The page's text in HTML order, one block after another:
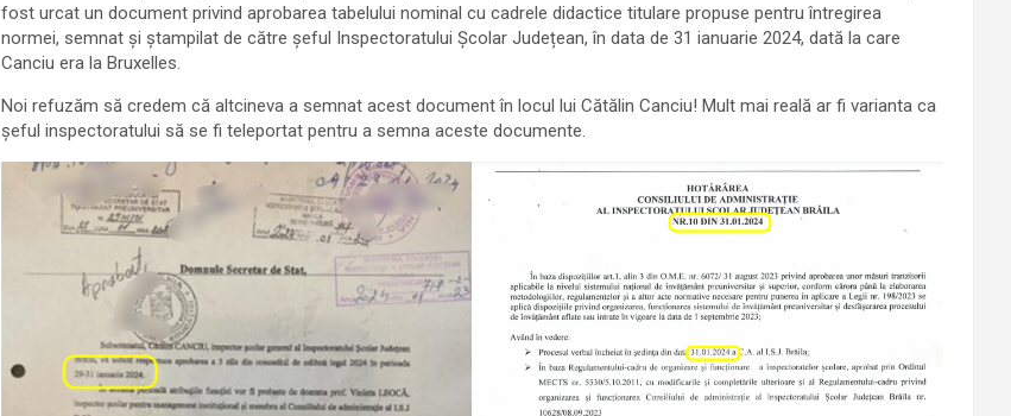
fost urcat un document privind aprobarea tabelului nominal cu cadrele didactice titulare propuse pentru întregirea
normei, semnat și ștampilat de către șeful Inspectoratului Școlar Județean, în data de 31 ianuarie 2024, dată la care
Canciu era la Bruxelles.
Noi refuzăm să credem că altcineva a semnat acest document în locul lui Cătălin Canciu! Mult mai reală ar fi varianta ca
șeful inspectoratului să se fi teleportat pentru a semna aceste documente.